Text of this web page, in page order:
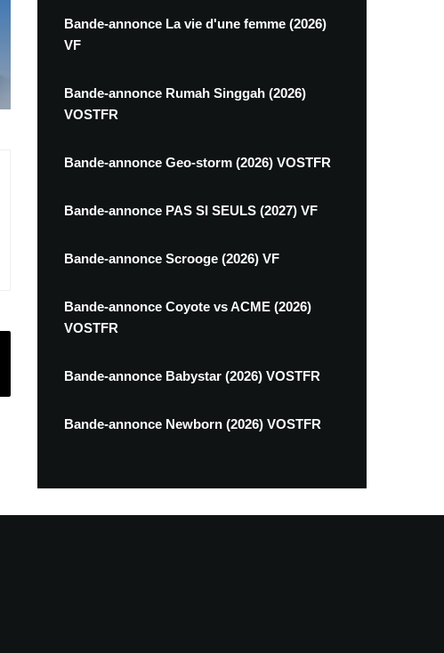
Bande-annonce La vie d'une femme (2026)
VF
Bande-annonce Rumah Singgah (2026)
VOSTFR
Bande-annonce Geo-storm (2026) VOSTFR
Bande-annonce PAS SI SEULS (2027) VF
Bande-annonce Scrooge (2026) VF
Bande-annonce Coyote vs ACME (2026)
VOSTFR
Bande-annonce Babystar (2026) VOSTFR
Bande-annonce Newborn (2026) VOSTFR